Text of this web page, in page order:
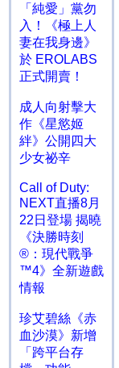
「純愛」黨勿
入！《極上人
妻在我身邊》
於 EROLABS
正式開賣！
成人向射擊大
作《星慾姬
絆》公開四大
少女祕辛
Call of Duty:
NEXT直播8月
22日登場 揭曉
《決勝時刻
®：現代戰爭
™4》全新遊戲
情報
珍艾碧絲《赤
血沙漠》新增
「跨平台存